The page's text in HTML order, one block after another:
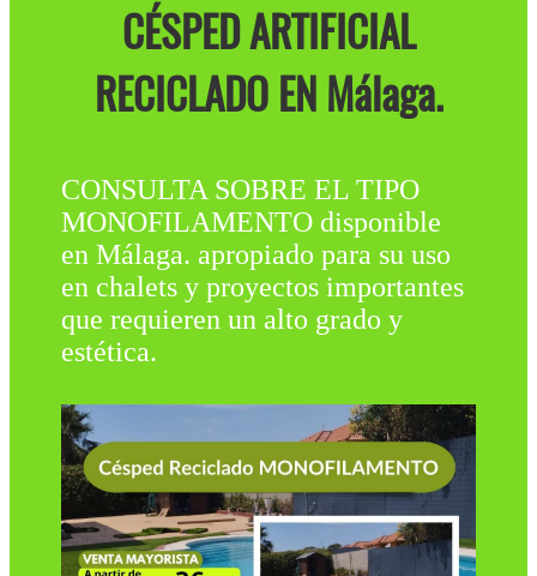
CÉSPED ARTIFICIAL
RECICLADO EN Málaga.
CONSULTA SOBRE EL TIPO
MONOFILAMENTO disponible
en Málaga. apropiado para su uso
en chalets y proyectos importantes
que requieren un alto grado y
estética.